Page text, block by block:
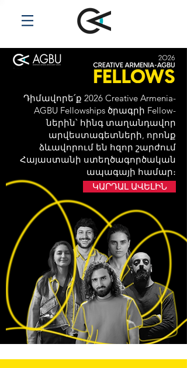
Դիմավորե՛ք 2026 Creative Armenia-
AGBU Fellowships ծրագրի Fellow-
ներին՝ հինգ տաղանդավոր
արվեստագետների, որոնք
ձևավորում են հզոր շարժում
Հայաստանի ստեղծագործական
ապագայի համար։
ԿԱՐԴԱԼ ԱՎԵԼԻՆ